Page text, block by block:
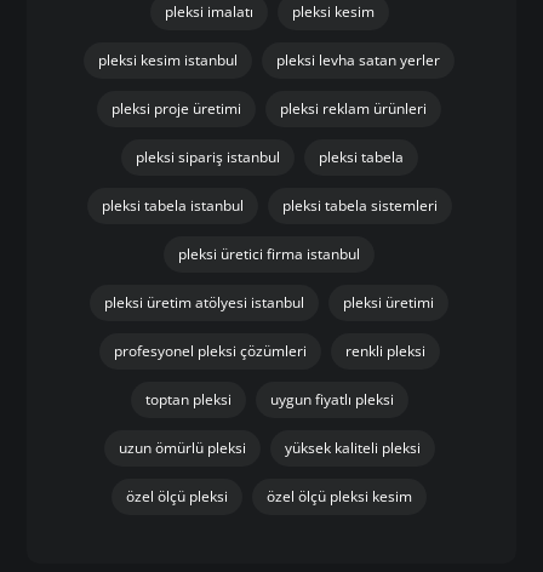
pleksi imalatı pleksi kesim
pleksi kesim istanbul pleksi levha satan yerler
pleksi proje üretimi pleksi reklam ürünleri
pleksi sipariş istanbul pleksi tabela
pleksi tabela istanbul pleksi tabela sistemleri
pleksi üretici firma istanbul
pleksi üretim atölyesi istanbul pleksi üretimi
profesyonel pleksi çözümleri renkli pleksi
toptan pleksi uygun fiyatlı pleksi
uzun ömürlü pleksi yüksek kaliteli pleksi
özel ölçü pleksi özel ölçü pleksi kesim